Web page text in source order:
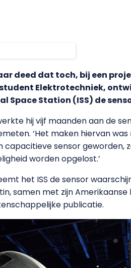
deed dat toch, bij een
Elektrotechniek,
Space Station (ISS) de
hij vijf maanden aan de
‘Het maken hiervan
capacitieve sensor
worden opgelost.’
het ISS de sensor
samen met zijn
publicatie.